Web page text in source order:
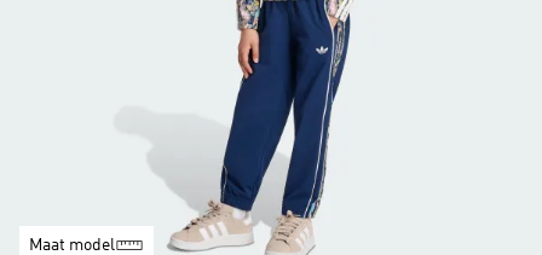
Maat model